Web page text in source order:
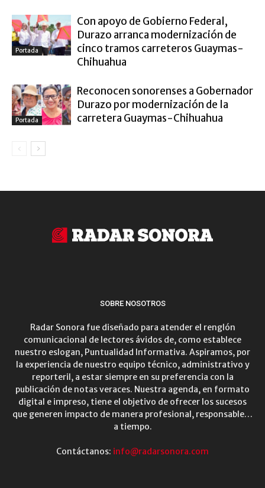
Portada
Con apoyo de Gobierno Federal,
Durazo arranca modernización de
cinco tramos carreteros Guaymas-
Chihuahua
Portada
Reconocen sonorenses a Gobernador
Durazo por modernización de la
carretera Guaymas-Chihuahua
SOBRE NOSOTROS
Radar Sonora fue diseñado para atender el renglón
comunicacional de lectores ávidos de, como establece
nuestro eslogan, Puntualidad Informativa. Aspiramos, por
la experiencia de nuestro equipo técnico, administrativo y
reporteril, a estar siempre en su preferencia con la
publicación de notas veraces. Nuestra agenda, en formato
digital e impreso, tiene el objetivo de ofrecer los sucesos
que generen impacto de manera profesional, responsable…
a tiempo.
Contáctanos: info@radarsonora.com